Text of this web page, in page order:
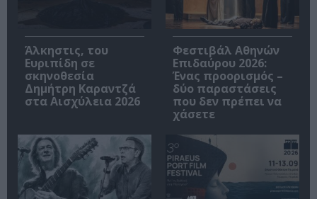
Άλκηστις, του
Ευριπίδη σε
σκηνοθεσία
Δημήτρη Καραντζά
στα Αισχύλεια 2026
Φεστιβάλ Αθηνών
Επιδαύρου 2026:
Ένας προορισμός –
δύο παραστάσεις
που δεν πρέπει να
χάσετε